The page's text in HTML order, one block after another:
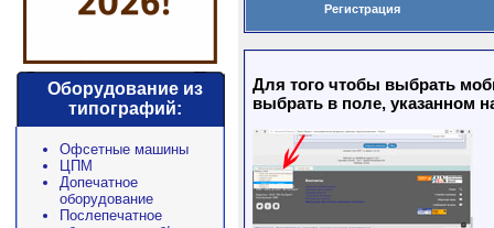
Оборудование из
типографий:
Офсетные машины
ЦПМ
Допечатное
оборудование
Послепечатное
Регистрация
Для того чтобы выбрать
выбрать в поле, указанном